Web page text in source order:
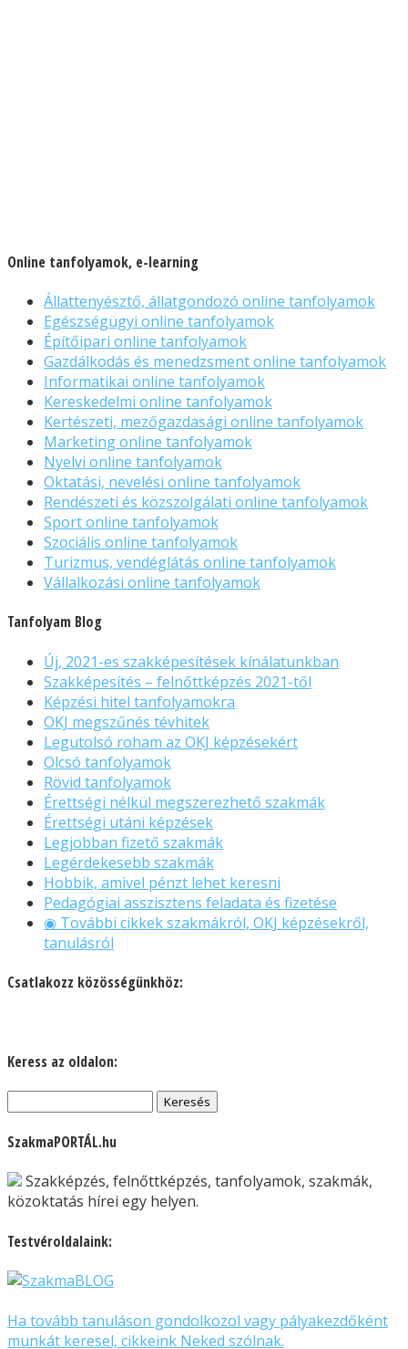
Online tanfolyamok, e-learning
Állattenyésztő, állatgondozó online tanfolyamok
Egészségügyi online tanfolyamok
Építőipari online tanfolyamok
Gazdálkodás és menedzsment online tanfolyamok
Informatikai online tanfolyamok
Kereskedelmi online tanfolyamok
Kertészeti, mezőgazdasági online tanfolyamok
Marketing online tanfolyamok
Nyelvi online tanfolyamok
Oktatási, nevelési online tanfolyamok
Rendészeti és közszolgálati online tanfolyamok
Sport online tanfolyamok
Szociális online tanfolyamok
Turizmus, vendéglátás online tanfolyamok
Vállalkozási online tanfolyamok
Tanfolyam Blog
Új, 2021-es szakképesítések kínálatunkban
Szakképesítés – felnőttképzés 2021-től
Képzési hitel tanfolyamokra
OKJ megszűnés tévhitek
Legutolsó roham az OKJ képzésekért
Olcsó tanfolyamok
Rövid tanfolyamok
Érettségi nélkül megszerezhető szakmák
Érettségi utáni képzések
Legjobban fizető szakmák
Legérdekesebb szakmák
Hobbik, amivel pénzt lehet keresni
Pedagógiai asszisztens feladata és fizetése
◉ További cikkek szakmákról, OKJ képzésekről,
tanulásról
Csatlakozz közösségünkhöz:
Keress az oldalon:
SzakmaPORTÁL.hu
Szakképzés, felnőttképzés, tanfolyamok, szakmák,
közoktatás hírei egy helyen.
Testvéroldalaink:
Ha tovább tanuláson gondolkozol vagy pályakezdőként
munkát keresel, cikkeink Neked szólnak.